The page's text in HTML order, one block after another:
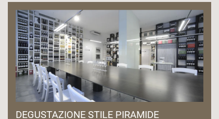
DEGUSTAZIONE STILE PIRAMIDE